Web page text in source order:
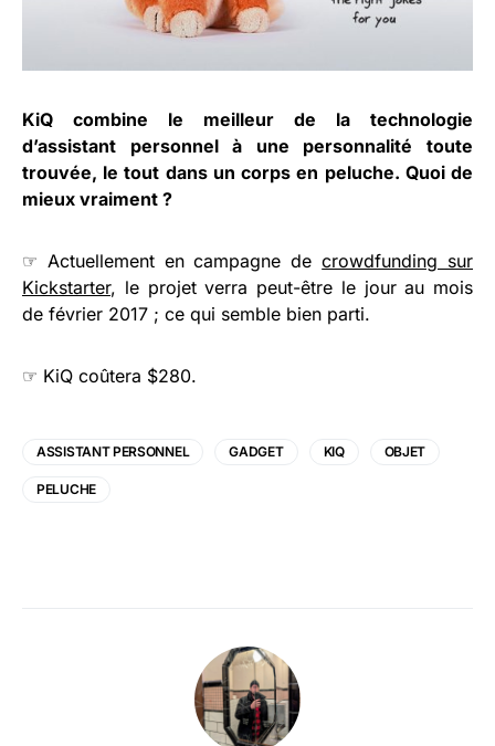
KiQ combine le meilleur de la technologie
d’assistant personnel à une personnalité toute
trouvée, le tout dans un corps en peluche. Quoi de
mieux vraiment ?
☞ Actuellement en campagne decrowdfunding sur
Kickstarter, le projet verra peut-être le jour au mois
de février 2017 ; ce qui semble bien parti.
☞ KiQ coûtera $280.
ASSISTANT PERSONNEL GADGET KIQ OBJET
PELUCHE